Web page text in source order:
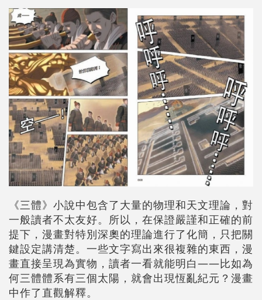
《三體》小說中包含了大量的物理和天文理論，對
一般讀者不太友好。所以，在保證嚴謹和正確的前
提下，漫畫對特別深奧的理論進行了化簡，只把關
鍵設定講清楚。一些文字寫出來很複雜的東西，漫
畫直接呈現為實物，讀者一看就能明白——比如為
何三體體系有三個太陽，就會出現恆亂紀元？漫畫
中作了直觀解釋。